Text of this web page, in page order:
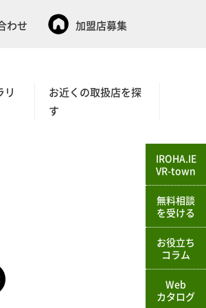
わせ 加盟店募集
リ
お近くの取扱店を探
す
IROHA.IE
VR-town
無料相談
を受ける
お役立ち
コラム
Web
カタログ